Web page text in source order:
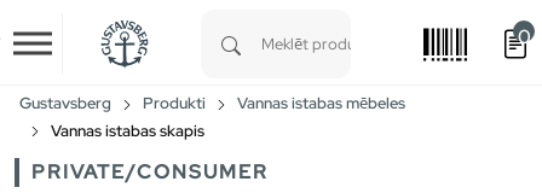
Skip to main content
0
Gustavsberg Produkti
Vannas istabas mēbeles
Vannas istabas skapis
PRIVATE/CONSUMER